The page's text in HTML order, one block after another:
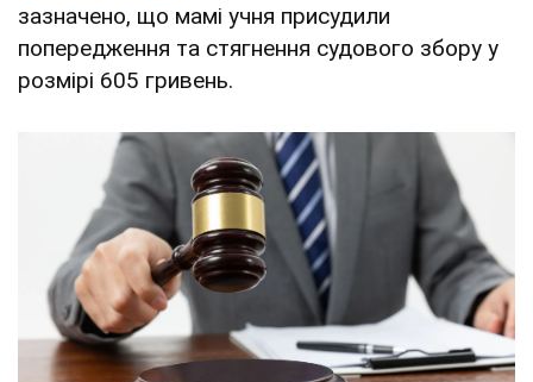
зазначено, що мамі учня присудили
попередження та стягнення судового збору у
розмірі 605 гривень.